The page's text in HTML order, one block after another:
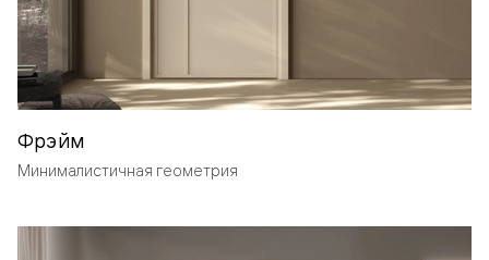
Фрэйм
Минималистичная геометрия